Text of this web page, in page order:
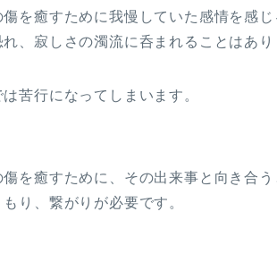
傷を癒すために我慢していた感情を感
れ、寂しさの濁流に呑まれることはあり
は苦行になってしまいます。
傷を癒すために、その出来事と向き合
り、繋がりが必要です。